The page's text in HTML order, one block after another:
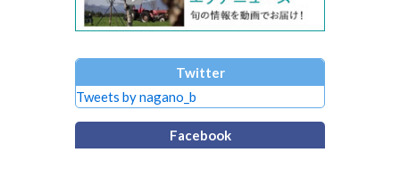
Twitter
Tweets by nagano_b
Facebook